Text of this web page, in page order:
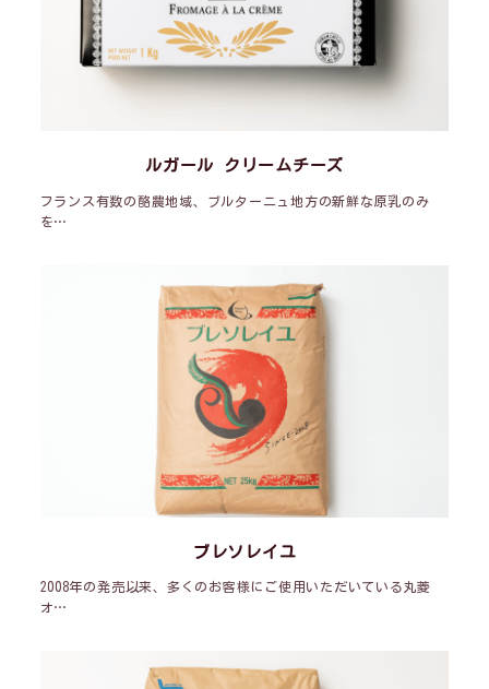
ルガール クリームチーズ
フランス有数の酪農地域、ブルターニュ地方の新鮮な原乳のみ
を…
ブレソレイユ
2008年の発売以来、多くのお客様にご使用いただいている丸菱
オ…